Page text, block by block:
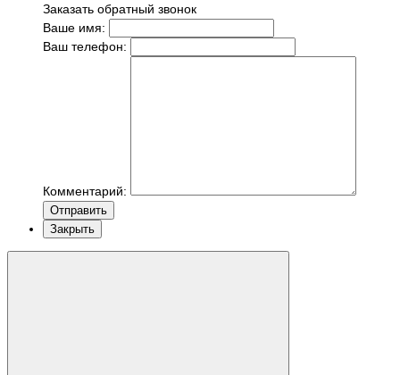
Заказать обратный звонок
Ваше имя:
Ваш телефон:
Комментарий:
Отправить
Закрыть